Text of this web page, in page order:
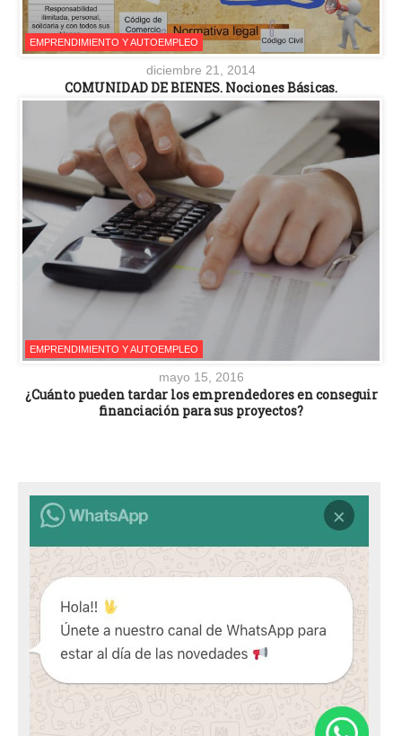
EMPRENDIMIENTO Y AUTOEMPLEO
diciembre 21, 2014
COMUNIDAD DE BIENES. Nociones Básicas.
EMPRENDIMIENTO Y AUTOEMPLEO
mayo 15, 2016
¿Cuánto pueden tardar los emprendedores en conseguir
financiación para sus proyectos?